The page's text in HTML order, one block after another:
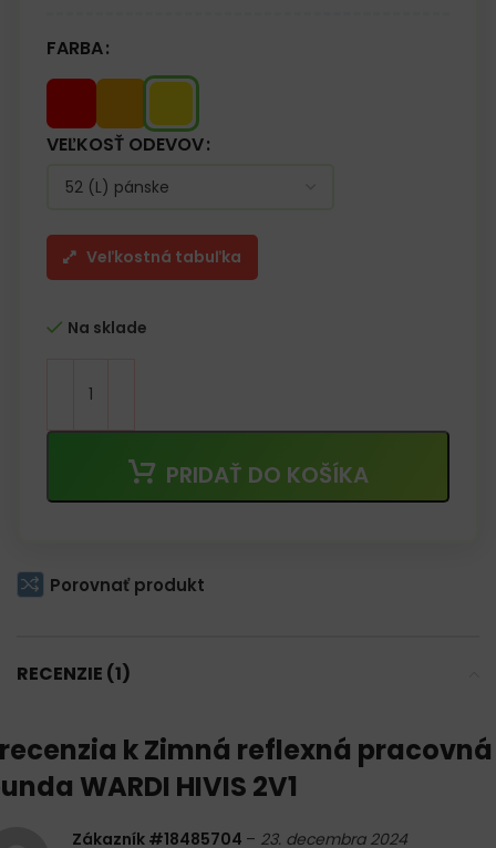
FARBA
VEĽKOSŤ ODEVOV
Veľkostná tabuľka
Na sklade
PRIDAŤ DO KOŠÍKA
Porovnať produkt
RECENZIE (1)
recenzia kZimná reflexná pracovná
WARDI HIVIS 2V1
Zákazník #18485704 – 23. decembra 2024